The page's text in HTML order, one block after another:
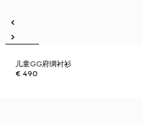
儿童GG府绸衬衫
€ 490